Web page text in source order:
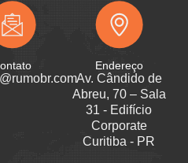
Endereço
Av. Cândido de
Abreu, 70 – Sala
31 - Edifício
Corporate
Curitiba - PR